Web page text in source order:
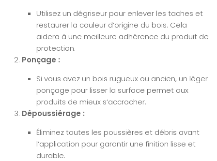
Utilisez un dégriseur pour enlever les taches et
restaurer la couleur d’origine du bois. Cela
aidera à une meilleure adhérence du produit de
protection.
Ponçage :
Si vous avez un bois rugueux ou ancien, un léger
ponçage pour lisser la surface permet aux
produits de mieux s’accrocher.
Dépoussiérage :
Éliminez toutes les poussières et débris avant
l’application pour garantir une finition lisse et
durable.